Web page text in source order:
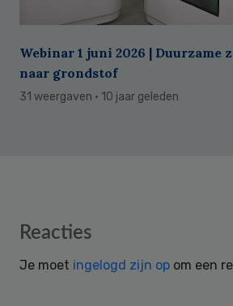
Webinar 1 juni 2026 | Duurzame
naar grondstof
31 weergaven · 10 jaar geleden
Reader
Reacties
Je moet ingelogd zijn op om een